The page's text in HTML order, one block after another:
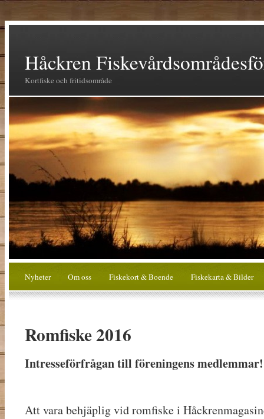
Håckren
Kortfiske och fritidsområde
Nyheter Om oss Fiskekort & Boende Fiskekarta & Bilder
Romfiske 2016
Intresseförfrågan till föreningens medlemmar!
Att vara behjäplig vid romfiske i